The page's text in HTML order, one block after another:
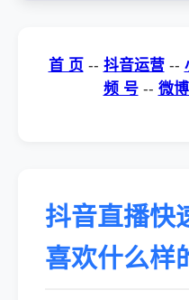
首 页 -- 抖音运营 --
频 号 -- 微
抖音直播快
喜欢什么样